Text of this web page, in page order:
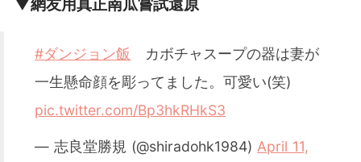
▼網友用真正南瓜嘗試還原
#ダンジョン飯 カボチャスープの器は妻が
一生懸命顔を彫ってました。可愛い(笑)
pic.twitter.com/Bp3hkRHkS3
— 志良堂勝規 (@shiradohk1984) April 11,